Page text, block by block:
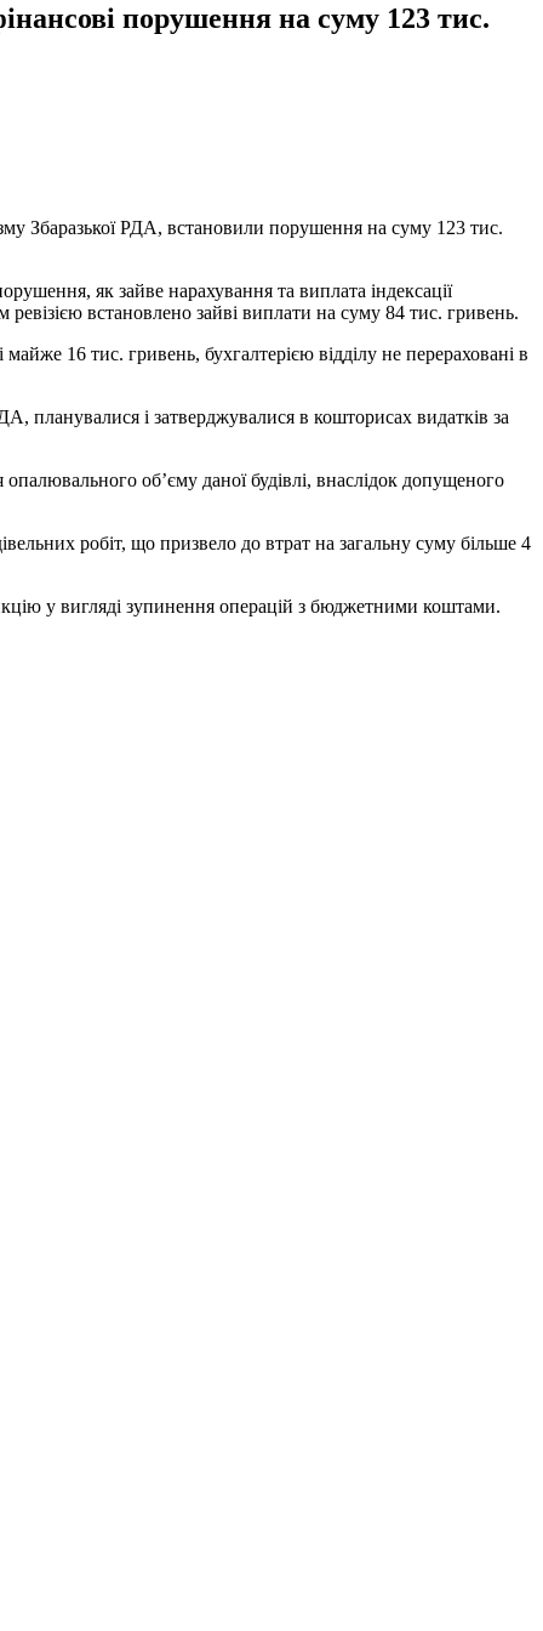
порушення на суму 123 тис.
Збаразької РДА, встановили порушення на суму 123 тис.
як зайве нарахування та виплата індексації
встановлено зайві виплати на суму 84 тис. гривень.
16 тис. гривень, бухгалтерією відділу не перераховані в
планувалися і затверджувалися в кошторисах видатків за
об’єму даної будівлі, внаслідок допущеного
робіт, що призвело до втрат на загальну суму більше 4
у вигляді зупинення операцій з бюджетними коштами.